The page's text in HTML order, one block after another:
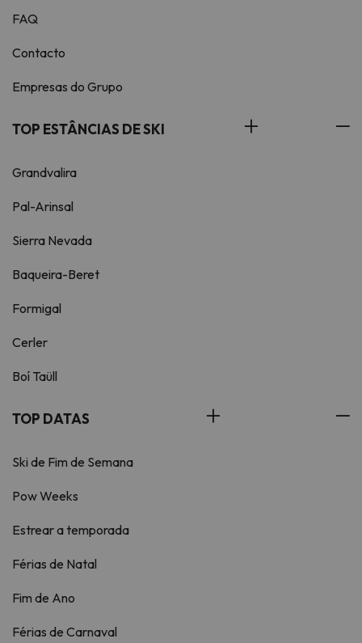
FAQ
Contacto
Empresas do Grupo
TOP ESTÂNCIAS DE SKI
Grandvalira
Pal-Arinsal
Sierra Nevada
Baqueira-Beret
Formigal
Cerler
Boí Taüll
TOP DATAS
Ski de Fim de Semana
Pow Weeks
Estrear a temporada
Férias de Natal
Fim de Ano
Férias de Carnaval